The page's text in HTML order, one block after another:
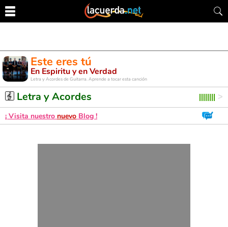
Este eres tú
En Espiritu y en Verdad
Letra y Acordes de Guitarra. Aprende a tocar esta canción
Letra y Acordes
¡ Visita nuestro nuevo Blog !